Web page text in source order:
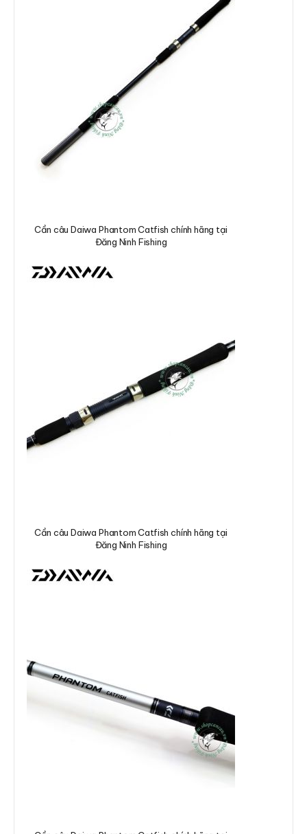
Cần câu Daiwa Phantom Catfish chính hãng tại
Đăng Ninh Fishing
Cần câu Daiwa Phantom Catfish chính hãng tại
Đăng Ninh Fishing